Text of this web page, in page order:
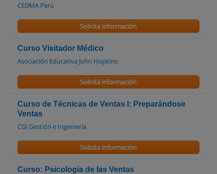
CEDMA Perú
Solicita información
Curso Visitador Médico
Asociación Educativa John Hopkins
Solicita información
Curso de Técnicas de Ventas I: Preparándose
Ventas
CGI Gestión e Ingeniería
Solicita información
Curso: Psicología de las Ventas